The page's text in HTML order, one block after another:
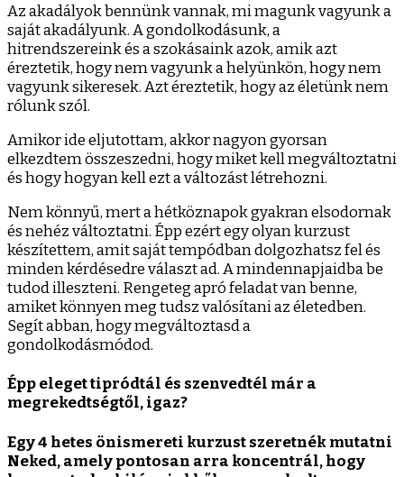
Az akadályok bennünk vannak, mi magunk vagyunk a
saját akadályunk. A gondolkodásunk, a
hitrendszereink és a szokásaink azok, amik azt
éreztetik, hogy nem vagyunk a helyünkön, hogy nem
vagyunk sikeresek. Azt éreztetik, hogy az életünk nem
rólunk szól.
Amikor ide eljutottam, akkor nagyon gyorsan
elkezdtem összeszedni, hogy miket kell megváltoztatni
és hogy hogyan kell ezt a változást létrehozni.
Nem könnyű, mert a hétköznapok gyakran elsodornak
és nehéz változtatni. Épp ezért egy olyan kurzust
készítettem, amit saját tempódban dolgozhatsz fel és
minden kérdésedre választ ad. A mindennapjaidba be
tudod illeszteni. Rengeteg apró feladat van benne,
amiket könnyen meg tudsz valósítani az életedben.
Segít abban, hogy megváltoztasd a
gondolkodásmódod.
Épp eleget tipródtál és szenvedtél már a
megrekedtségtől, igaz?
Egy 4 hetes önismereti kurzust szeretnék mutatni
Neked, amely pontosan arra koncentrál, hogy